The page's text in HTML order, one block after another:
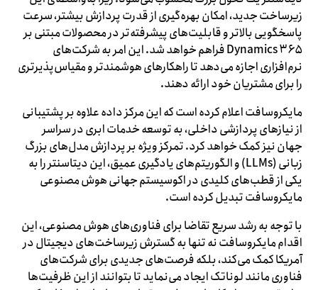
زیرساخت جدید، امکان بهره‌گیری از قدرت پردازش بیشتر، سرعت
پاسخگویی بالاتر و قابلیت‌های پیشرفته‌تر در محصولات مبتنی بر
Dynamics ۳۶۵ فراهم خواهد شد. این امر به شرکت‌های
نرم‌افزاری اجازه می‌دهد تا راهکارهای هوشمندتر و مقیاس‌پذیرتری
را برای مشتریان خود ارائه دهند.
مایکروسافت اعلام کرده است که این مرکز داده علاوه بر پشتیبانی
از نیازهای پردازشی داخلی، به توسعه خدمات ابری در سراسر
جهان نیز کمک خواهد کرد. تمرکز ویژه بر پردازش مدل‌های بزرگ
زبانی (LLMs) و الگوریتم‌های یادگیری عمیق، این دیتاسنتر را به
یکی از قطب‌های کلیدی در اکوسیستم جهانی هوش مصنوعی
مایکروسافت تبدیل کرده است.
با توجه به رشد سریع تقاضا برای فناوری‌های هوش مصنوعی، این
اقدام مایکروسافت نه تنها به گسترش زیرساخت‌های دیجیتال در
آمریکا کمک می‌کند، بلکه فرصت‌های جدیدی برای شرکت‌های
فناوری مانند لوناتک ایجاد می‌نماید تا بتوانند از این ظرفیت‌ها